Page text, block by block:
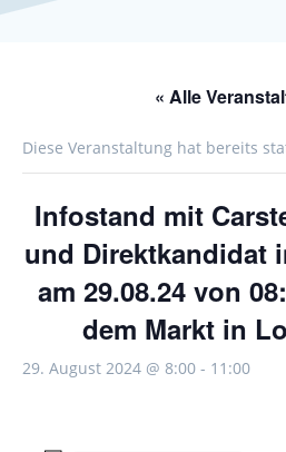
« Alle
Diese Veranstaltung hat bereits
Infostand mit
und Direktkandidat
am 29.08.24 von
dem Markt in
29. August 2024 @ 8:00 - 11:00